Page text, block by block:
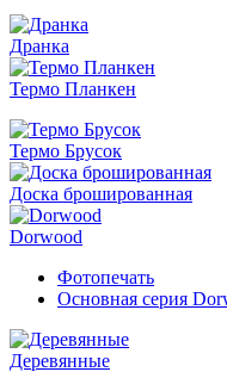
Дранка
Термо Планкен
Термо Брусок
Доска брошированная
Dorwood
Фотопечать
Основная серия
Деревянные